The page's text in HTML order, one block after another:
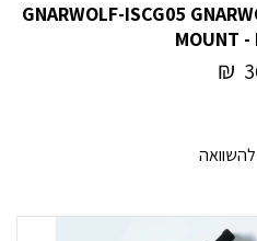
GNARWOLF-ISCG05
MOUNT -
₪